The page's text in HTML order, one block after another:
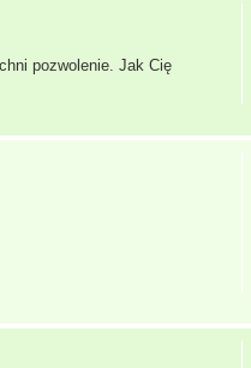
pozwolenie. Jak Cię